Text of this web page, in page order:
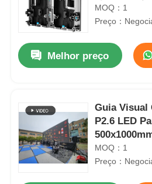
internas e
MOQ：1
Preço：
Melhor preço
Guia Visual
P2.6 LED
Palco para
Festivais de
MOQ：1
Preço：